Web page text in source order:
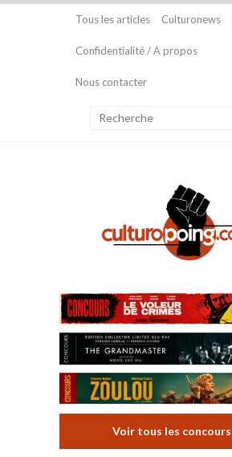
Tous les articles Culturonews
Confidentialité / A propos
Nous contacter
Voir tous les concours